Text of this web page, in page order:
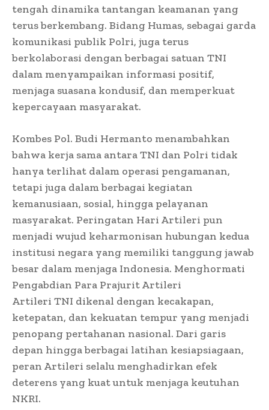
tengah dinamika tantangan keamanan yang
terus berkembang. Bidang Humas, sebagai garda
komunikasi publik Polri, juga terus
berkolaborasi dengan berbagai satuan TNI
dalam menyampaikan informasi positif,
menjaga suasana kondusif, dan memperkuat
kepercayaan masyarakat.
Kombes Pol. Budi Hermanto menambahkan
bahwa kerja sama antara TNI dan Polri tidak
hanya terlihat dalam operasi pengamanan,
tetapi juga dalam berbagai kegiatan
kemanusiaan, sosial, hingga pelayanan
masyarakat. Peringatan Hari Artileri pun
menjadi wujud keharmonisan hubungan kedua
institusi negara yang memiliki tanggung jawab
besar dalam menjaga Indonesia. Menghormati
Pengabdian Para Prajurit Artileri
Artileri TNI dikenal dengan kecakapan,
ketepatan, dan kekuatan tempur yang menjadi
penopang pertahanan nasional. Dari garis
depan hingga berbagai latihan kesiapsiagaan,
peran Artileri selalu menghadirkan efek
deterens yang kuat untuk menjaga keutuhan
NKRI.